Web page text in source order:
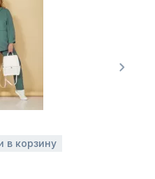
в корзину